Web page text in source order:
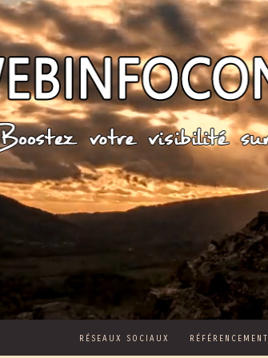
RÉSEAUX SOCIAUX RÉFÉRENCEMENT